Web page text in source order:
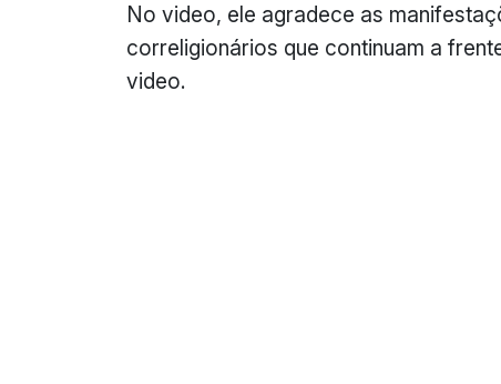
No video, ele agradece as
correligionários que continuam a
video.